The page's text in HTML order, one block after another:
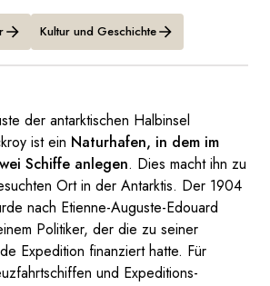
Kultur und Geschichte
der antarktischen Halbinsel
ist ein Naturhafen, in dem im
Schiffe anlegen. Dies macht ihn zu
Ort in der Antarktis. Der 1904
nach Etienne-Auguste-Edouard
Politiker, der die zu seiner
Expedition finanziert hatte. Für
und Expeditions-